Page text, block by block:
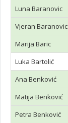
Luna Baranovic
Vjeran Baranovic
Marija Baric
Luka Bartolić
Ana Benković
Matija Benković
Petra Benković